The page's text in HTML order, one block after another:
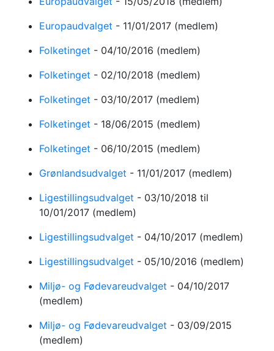
Europaudvalget - 11/01/2017 (medlem)
Folketinget - 04/10/2016 (medlem)
Folketinget - 02/10/2018 (medlem)
Folketinget - 03/10/2017 (medlem)
Folketinget - 18/06/2015 (medlem)
Folketinget - 06/10/2015 (medlem)
Grønlandsudvalget - 11/01/2017 (medlem)
Ligestillingsudvalget - 03/10/2018 til
10/01/2017 (medlem)
Ligestillingsudvalget - 04/10/2017 (medlem)
Ligestillingsudvalget - 05/10/2016 (medlem)
Miljø- og Fødevareudvalget - 04/10/2017
(medlem)
Miljø- og Fødevareudvalget - 03/09/2015
(medlem)